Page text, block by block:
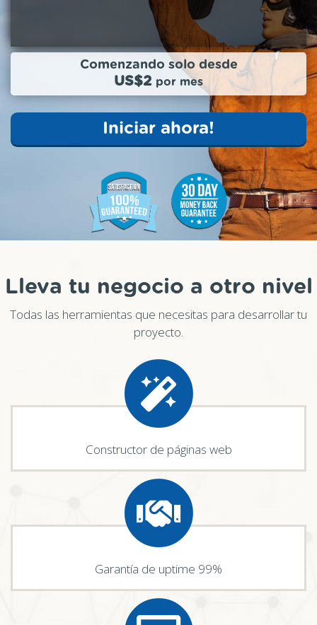
Comenzando solo desde
US$2 por mes
Iniciar ahora!
Lleva tu negocio a otro nivel
Todas las herramientas que necesitas para desarrollar tu
proyecto.
Constructor de páginas web
Garantía de uptime 99%